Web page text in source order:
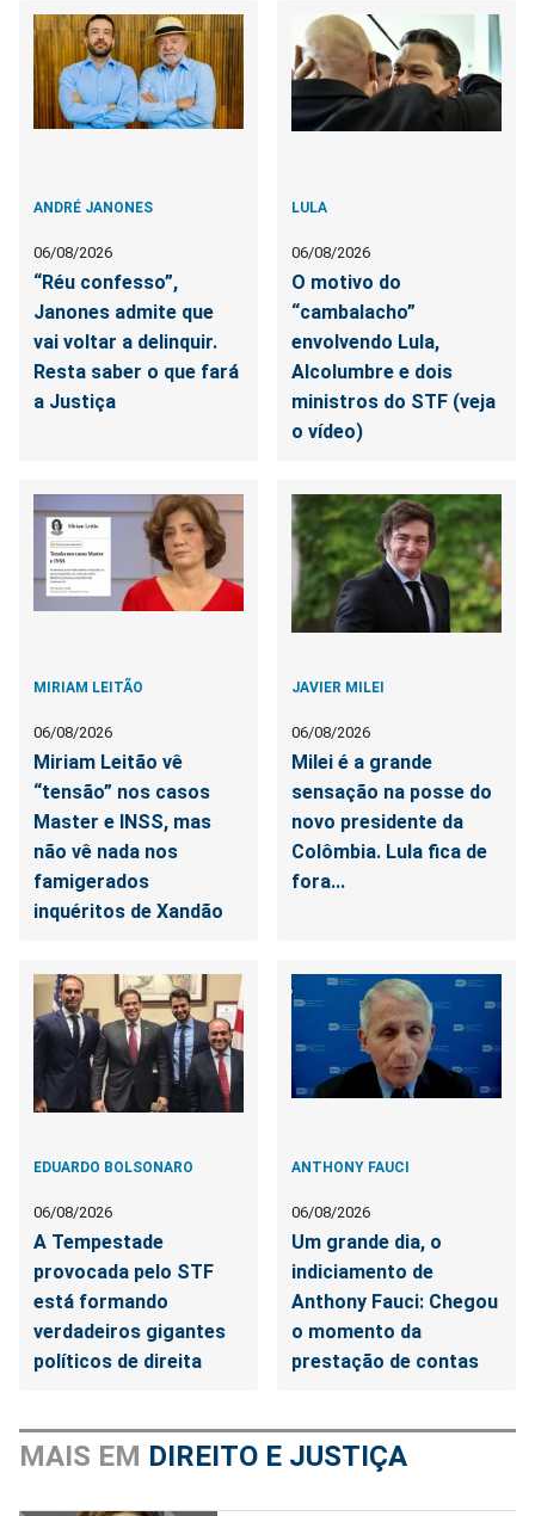
ANDRÉ JANONES
06/08/2026
“Réu confesso”,
Janones admite que
vai voltar a delinquir.
Resta saber o que fará
a Justiça
LULA
06/08/2026
O motivo do
“cambalacho”
envolvendo Lula,
Alcolumbre e dois
ministros do STF (veja
o vídeo)
MIRIAM LEITÃO
06/08/2026
Miriam Leitão vê
“tensão” nos casos
Master e INSS, mas
não vê nada nos
famigerados
inquéritos de Xandão
JAVIER MILEI
06/08/2026
Milei é a grande
sensação na posse do
novo presidente da
Colômbia. Lula fica de
fora...
EDUARDO BOLSONARO
06/08/2026
A Tempestade
provocada pelo STF
está formando
verdadeiros gigantes
políticos de direita
ANTHONY FAUCI
06/08/2026
Um grande dia, o
indiciamento de
Anthony Fauci: Chegou
o momento da
prestação de contas
MAIS EM DIREITO E JUSTIÇA